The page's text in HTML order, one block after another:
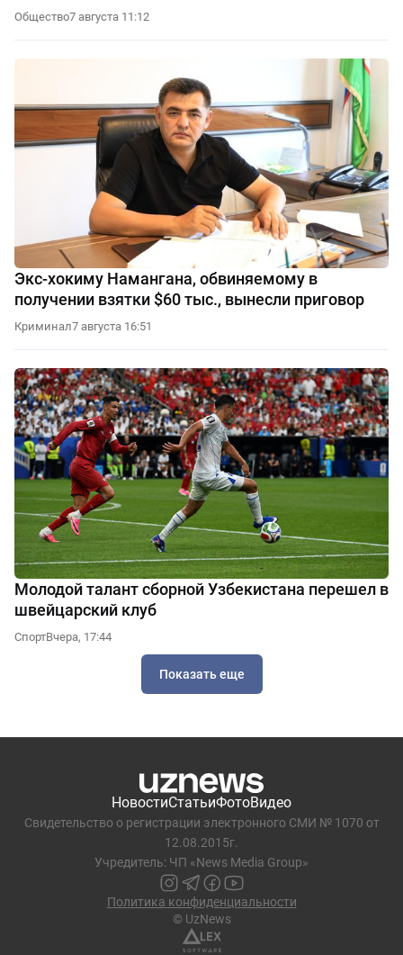
Общество7 августа 11:12
Экс-хокиму Намангана, обвиняемому в
получении взятки $60 тыс., вынесли приговор
Криминал7 августа 16:51
Молодой талант сборной Узбекистана перешел в
швейцарский клуб
СпортВчера, 17:44
Показать еще
НовостиСтатьиФотоВидео
Свидетельство о регистрации электронного СМИ № 1070 от
12.08.2015г.
Учредитель: ЧП «News Media Group»
Политика конфиденциальности
© UzNews